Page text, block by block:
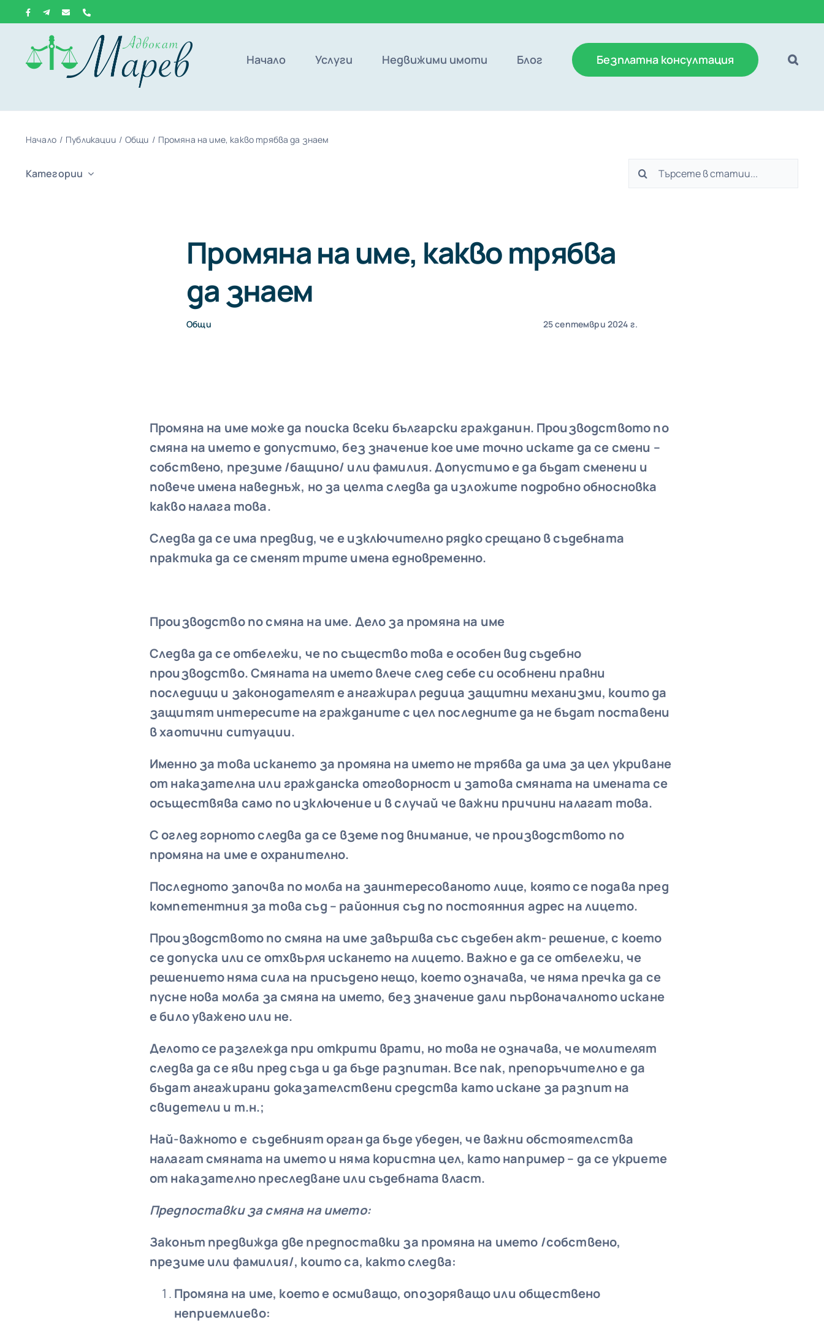
to
content
FacebookTelegramИмейлPhone
Начало Услуги Недвижими имоти Блог Безплатна консултация
Начало / Публикации / Общи / Промяна на име, какво трябва да знаем
Категории
Търсене
Промяна на име, какво трябва
да знаем
Общи 25 септември 2024 г.
Промяна на име може да поиска всеки български гражданин. Производството по
смяна на името е допустимо, без значение кое име точно искате да се смени –
собствено, презиме /бащино/ или фамилия. Допустимо е да бъдат сменени и
повече имена наведнъж, но за целта следва да изложите подробно обносновка
какво налага това.
Следва да се има предвид, че е изключително рядко срещано в съдебната
практика да се сменят трите имена едновременно.
Производство по смяна на име. Дело за промяна на име
Следва да се отбележи, че по същество това е особен вид съдебно
производство. Смяната на името влече след себе си особнени правни
последици и законодателяте ангажирал редица защитни механизми, които да
защитят интересите на гражданите с цел последните да не бъдат поставени
в хаотични ситуации.
Именно за това искането за промяна на името не трябва да има за цел укриване
от наказателна или гражданска отговорност и затовасмяната на именатасе
осъществява само по изключение и в случай че важни причини налагат това.
С оглед горното следва да се вземе под внимание, че производството по
промяна на име е охранително.
Последното започва по молба на заинтересованото лице, която се подава пред
компетентния за това съд – районния съд по постоянния адрес на лицето.
Производството по смяна на име завършва със съдебен акт- решение, с което
се допуска или се отхвърля искането на лицето. Важно е да се отбележи, че
решението няма сила на присъдено нещо, което означава, че няма пречка да се
пусне нова молба за смяна на името, без значение дали първоначалното искане
е било уважено или не.
Делото се разглежда при открити врати, но това не означава, че молителят
следва да се яви пред съда и да бъде разпитан. Все пак, препоръчително е да
бъдат ангажирани доказателствени средства като искане за разпит на
свидетели и т.н.;
Най-важното е съдебният орган да бъде убеден, че важни обстоятелства
налагат смяната на името и няма користна цел, като например – да се укриете
от наказателно преследване или съдебната власт.
Предпоставки за смяна на името:
Законът предвижда две предпоставки за промяна на името /собствено,
презиме или фамилия/, които са, както следва:
Промяна на име, което е осмиващо, опозоряващо или обществено
неприемлиево: